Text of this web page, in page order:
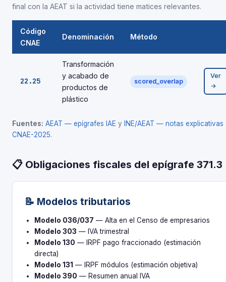
final con la AEAT si la actividad tiene matices relevantes.
Código
CNAE
Denominación Método
22.25
Transformación
y acabado de
productos de
plástico
scored_overlap
Ver
→
Fuentes: AEAT — epígrafes IAE y
INE/AEAT — notas explicativas
CNAE-2025.
📋 Obligaciones fiscales del epígrafe 371.3
📝 Modelos tributarios
Modelo 036/037 — Alta en el Censo de empresarios
Modelo 303 — IVA trimestral
Modelo 130 — IRPF pago fraccionado (estimación
directa)
Modelo 131 — IRPF módulos (estimación objetiva)
Modelo 390 — Resumen anual IVA